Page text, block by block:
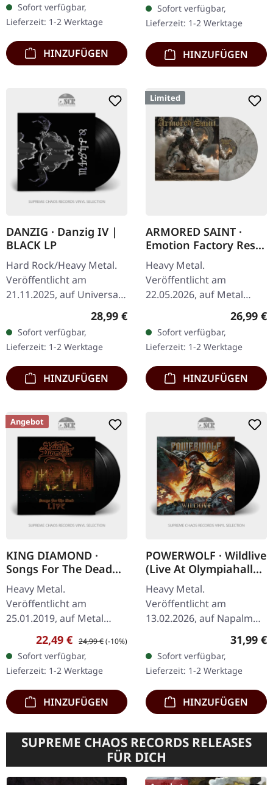
liefern ein absolut
vernichtendes Debüt ab,…
Sofort verfügbar,
Lieferzeit: 1-2 Werktage
HINZUFÜGEN
Sofort verfügbar,
Lieferzeit: 1-2 Werktage
HINZUFÜGEN
DANZIG · Danzig IV |
BLACK LP
Hard Rock/Heavy Metal.
Veröffentlicht am
21.11.2025, auf Universal
Music. Schwarzes Vinyl im
Gatefold-Cover. Danzig
kehrt mit ihrem vierten…
Regulärer Preis:
28,99 €
Sofort verfügbar,
Lieferzeit: 1-2 Werktage
HINZUFÜGEN
Limited
ARMORED SAINT ·
Emotion Factory Reset
| CLEAR BLACK GOLD
SMOKE LP
Heavy Metal.
Veröffentlicht am
22.05.2026, auf Metal
Blade Records. Klares
marmoriertes Vinyl im
Standard-Cover mit
Insert.. Limitiert…
26,99 €
Sofort verfügbar,
Lieferzeit: 1-2 Werktage
HINZUFÜGEN
Angebot
KING DIAMOND ·
Songs For The Dead
Live | BLACK 2LP
Heavy Metal.
Veröffentlicht am
25.01.2019, auf Metal
Blade Records. Schwarzes
Doppel-Vinyl im Gatefold-
Cover. "Songs For The
Dead Live" fängt die…
Verkaufspreis:
22,49 € Regulärer Preis:
24,99 €(-10%)
Sofort verfügbar,
Lieferzeit: 1-2 Werktage
HINZUFÜGEN
POWERWOLF · Wildlive
(Live At Olympiahalle)
| BLACK 2LP
Heavy Metal.
Veröffentlicht am
13.02.2026, auf Napalm
Records. Schwarzes
Doppel-Vinyl im Gatefold-
Cover. 180g. Kommt mit
A1-Poster. Powerwolf
kehren…
31,99 €
Sofort verfügbar,
Lieferzeit: 1-2 Werktage
HINZUFÜGEN
SUPREME CHAOS RECORDS RELEASES
FÜR DICH